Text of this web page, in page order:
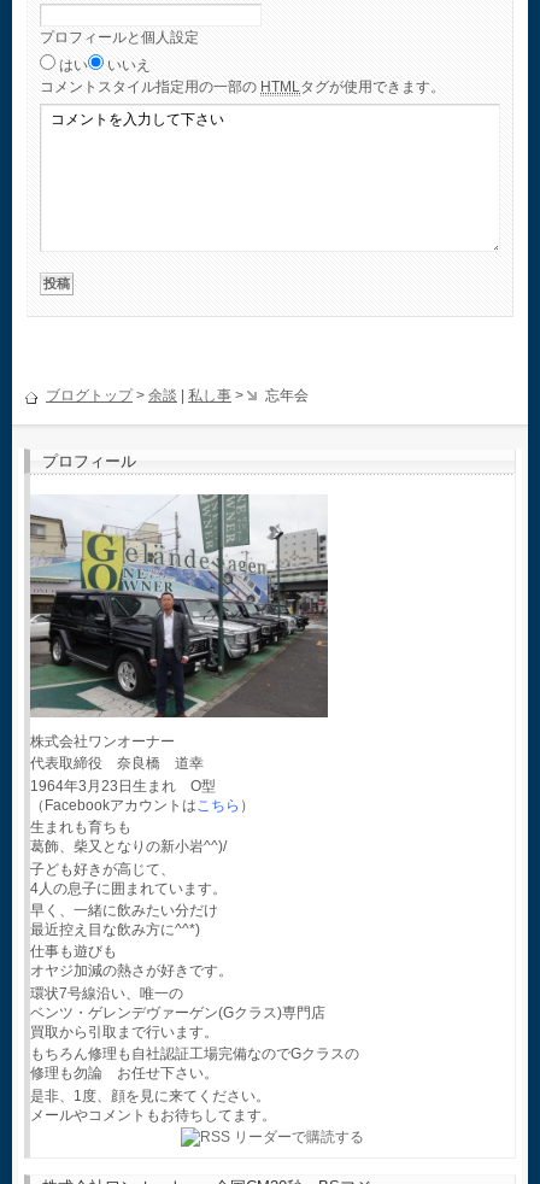
プロフィールと個人設定
はい
いいえ
コメント スタイル指定用の一部の HTMLタグが使用できます。
ブログトップ> 余談 私し事 > 忘年会
プロフィール
株式会社ワンオーナー
代表取締役 奈良橋 道幸
1964年3月23日生まれ O型
（Facebookアカウントはこちら ）
生まれも育ちも
葛飾、柴又となりの新小岩^^)/
子ども好きが高じて、
4人の息子に囲まれています。
早く、一緒に飲みたい分だけ
最近控え目な飲み方に^^*)
仕事も遊びも
オヤジ加減の熱さが好きです。
環状7号線沿い、唯一の
ベンツ・ゲレンデヴァーゲン(Gクラス)専門店
買取から引取まで行います。
もちろん修理も自社認証工場完備なのでGクラスの
修理も勿論 お任せ下さい。
是非、1度、顔を見に来てください。
メールやコメントもお待ちしてます。